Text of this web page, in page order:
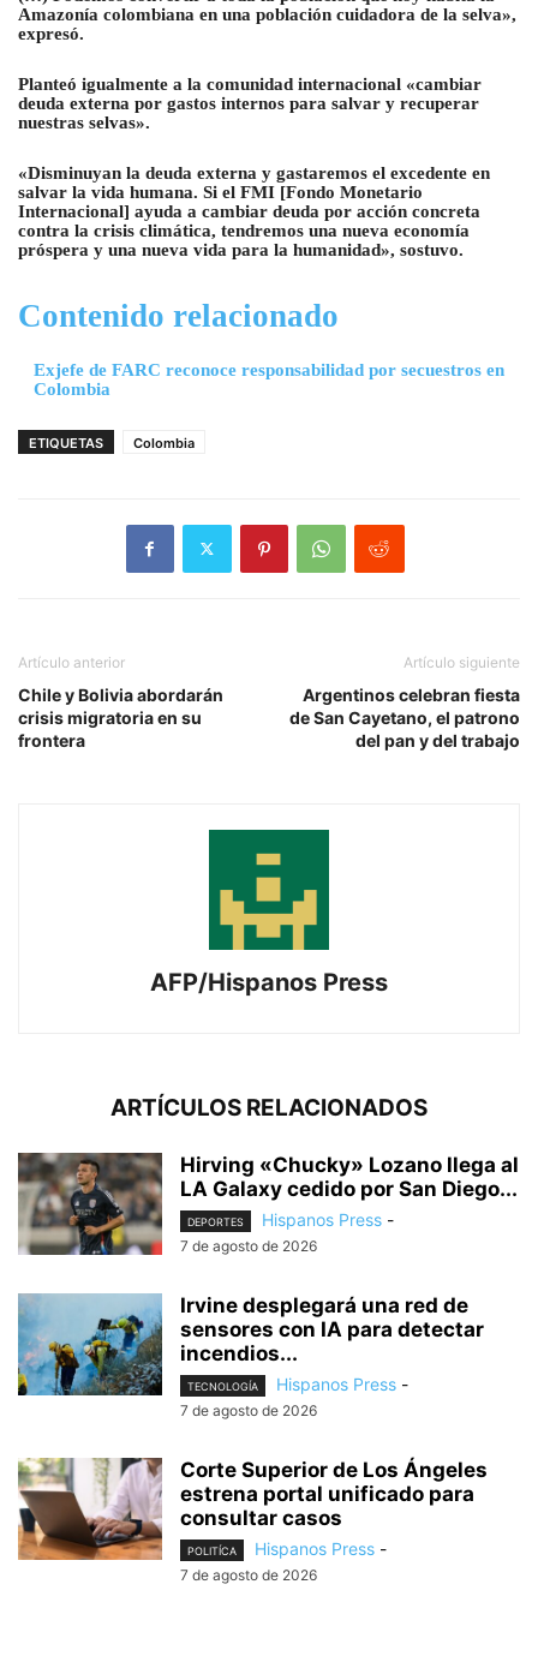
Amazonía colombiana en una población cuidadora de la selva»,
expresó.
Planteó igualmente a la comunidad internacional «cambiar
deuda externa por gastos internos para salvar y recuperar
nuestras selvas».
«Disminuyan la deuda externa y gastaremos el excedente en
salvar la vida humana. Si el FMI [Fondo Monetario
Internacional] ayuda a cambiar deuda por acción concreta
contra la crisis climática, tendremos una nueva economía
próspera y una nueva vida para la humanidad», sostuvo.
Contenido relacionado
Exjefe de FARC reconoce responsabilidad por secuestros en
Colombia
ETIQUETAS Colombia
Artículo anterior
Chile y Bolivia abordarán
crisis migratoria en su
frontera
Artículo siguiente
Argentinos celebran fiesta
de San Cayetano, el patrono
del pan y del trabajo
AFP/Hispanos Press
ARTÍCULOS RELACIONADOS
Hirving «Chucky» Lozano llega al
LA Galaxy cedido por San Diego...
DEPORTES Hispanos Press -
7 de agosto de 2026
Irvine desplegará una red de
sensores con IA para detectar
incendios...
TECNOLOGÍA Hispanos Press -
7 de agosto de 2026
Corte Superior de Los Ángeles
estrena portal unificado para
consultar casos
POLITÍCA Hispanos Press -
7 de agosto de 2026